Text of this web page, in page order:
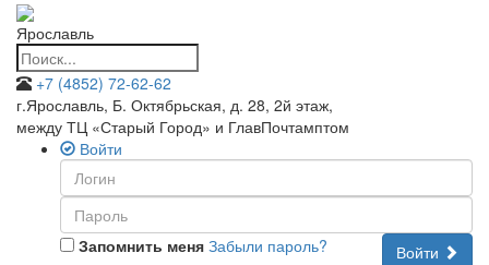
Ярославль
+7 (4852) 72-62-62
г.Ярославль, Б. Октябрьская, д. 28, 2й этаж,
между ТЦ «Старый Город» и ГлавПочтамптом
Войти
Запомнить меня Войти
Забыли пароль?